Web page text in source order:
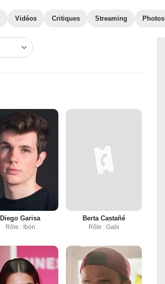
Vidéos Critiques Streaming Photos
Diego Garisa
Rôle : Ibón
Berta Castañé
Rôle : Gabi